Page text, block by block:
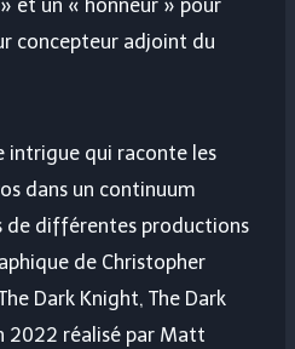
et un « honneur » pour
concepteur adjoint du
intrigue qui raconte les
dans un continuum
de différentes productions
de Christopher
Dark Knight, The Dark
2022 réalisé par Matt